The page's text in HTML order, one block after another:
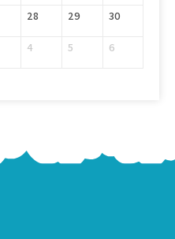
28 29 30
4 5 6